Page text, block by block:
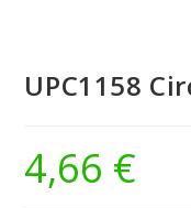
UPC1158
4,66 €